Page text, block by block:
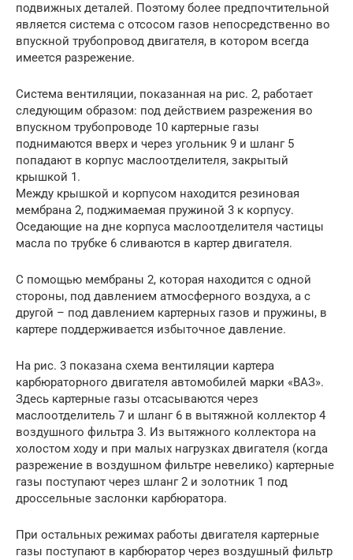
подвижных деталей. Поэтому более предпочтительной
является система с отсосом газов непосредственно во
впускной трубопровод двигателя, в котором всегда
имеется разрежение.
Система вентиляции, показанная на рис. 2, работает
следующим образом: под действием разрежения во
впускном трубопроводе 10 картерные газы
поднимаются вверх и через угольник 9 и шланг 5
попадают в корпус маслоотделителя, закрытый
крышкой 1.
Между крышкой и корпусом находится резиновая
мембрана 2, поджимаемая пружиной 3 к корпусу.
Оседающие на дне корпуса маслоотделителя частицы
масла по трубке 6 сливаются в картер двигателя.
С помощью мембраны 2, которая находится с одной
стороны, под давлением атмосферного воздуха, а с
другой – под давлением картерных газов и пружины, в
картере поддерживается избыточное давление.
На рис. 3 показана схема вентиляции картера
карбюраторного двигателя автомобилей марки «ВАЗ».
Здесь картерные газы отсасываются через
маслоотделитель 7 и шланг 6 в вытяжной коллектор 4
воздушного фильтра 3. Из вытяжного коллектора на
холостом ходу и при малых нагрузках двигателя (когда
разрежение в воздушном фильтре невелико) картерные
газы поступают через шланг 2 и золотник 1 под
дроссельные заслонки карбюратора.
При остальных режимах работы двигателя картерные
газы поступают в карбюратор через воздушный фильтр